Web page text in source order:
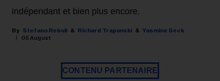
indépendant et bien plus encore.
Stefano Rebuli Richard Trapunski
Yasmine Seck
05 August
CONTENU PARTENAIRE